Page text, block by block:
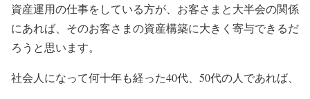
資産運用の仕事をしている方が、お客さまと大半会の関係
にあれば、そのお客さまの資産構築に大きく寄与できるだ
ろうと思います。
社会人になって何十年も経った40代、50代の人であれば、